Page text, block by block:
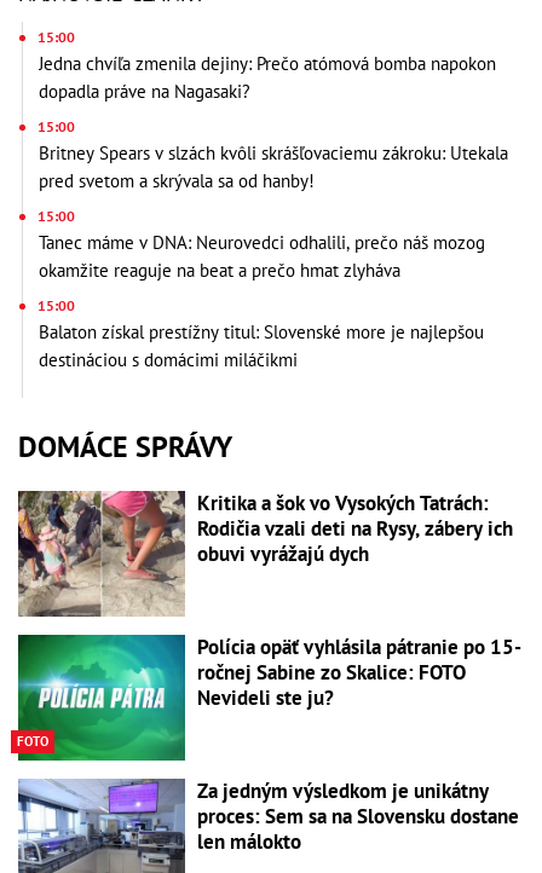
15:00
Jedna chvíľa zmenila dejiny: Prečo atómová bomba napokon
dopadla práve na Nagasaki?
15:00
Britney Spears v slzách kvôli skrášľovaciemu zákroku: Utekala
pred svetom a skrývala sa od hanby!
15:00
Tanec máme v DNA: Neurovedci odhalili, prečo náš mozog
okamžite reaguje na beat a prečo hmat zlyháva
15:00
Balaton získal prestížny titul: Slovenské more je najlepšou
destináciou s domácimi miláčikmi
DOMÁCE SPRÁVY
Kritika a šok vo Vysokých Tatrách:
Rodičia vzali deti na Rysy, zábery ich
obuvi vyrážajú dych
FOTO
Polícia opäť vyhlásila pátranie po 15-
ročnej Sabine zo Skalice: FOTO
Nevideli ste ju?
Za jedným výsledkom je unikátny
proces: Sem sa na Slovensku dostane
len málokto